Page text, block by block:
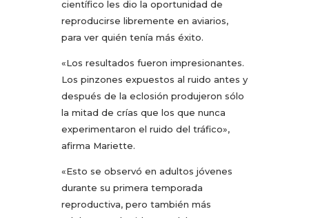
científico les dio la oportunidad de
reproducirse libremente en aviarios,
para ver quién tenía más éxito.
«Los resultados fueron impresionantes.
Los pinzones expuestos al ruido antes y
después de la eclosión produjeron sólo
la mitad de crías que los que nunca
experimentaron el ruido del tráfico»,
afirma Mariette.
«Esto se observó en adultos jóvenes
durante su primera temporada
reproductiva, pero también más